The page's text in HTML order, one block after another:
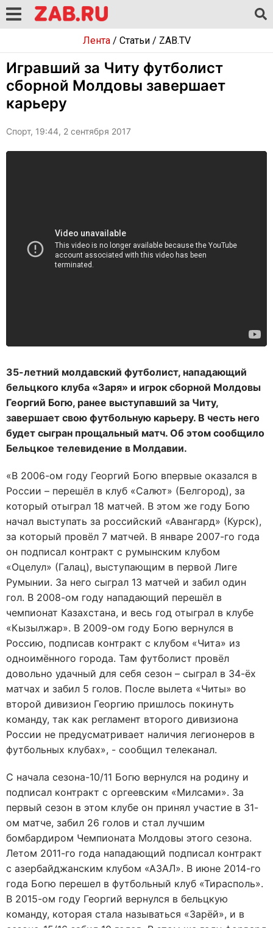
Лента/ Статьи/ ZAB.TV
Игравший за Читу футболист
сборной Молдовы завершает
карьеру
Спорт, 19:44, 2 сентября 2017
35-летний молдавский футболист, нападающий
бельцкого клуба «Заря» и игрок сборной Молдовы
Георгий Богю, ранее выступавший за Читу,
завершает свою футбольную карьеру. В честь него
будет сыгран прощальный матч. Об этом сообщило
Бельцкое телевидение в Молдавии.
«В 2006-ом году Георгий Богю впервые оказался в
России – перешёл в клуб «Салют» (Белгород), за
который отыграл 18 матчей. В этом же году Богю
начал выступать за российский «Авангард» (Курск),
за который провёл 7 матчей. В январе 2007-го года
он подписал контракт с румынским клубом
«Оцелул» (Галац), выступающим в первой Лиге
Румынии. За него сыграл 13 матчей и забил один
гол. В 2008-ом году нападающий перешёл в
чемпионат Казахстана, и весь год отыграл в клубе
«Кызылжар». В 2009-ом году Богю вернулся в
Россию, подписав контракт с клубом «Чита» из
одноимённого города. Там футболист провёл
довольно удачный для себя сезон – сыграл в 34-ёх
матчах и забил 5 голов. После вылета «Читы» во
второй дивизион Георгию пришлось покинуть
команду, так как регламент второго дивизиона
России не предусматривает наличия легионеров в
футбольных клубах», - сообщил телеканал.
С начала сезона-10/11 Богю вернулся на родину и
подписал контракт с оргеевским «Милсами». За
первый сезон в этом клубе он принял участие в 31-
ом матче, забил 26 голов и стал лучшим
бомбардиром Чемпионата Молдовы этого сезона.
Летом 2011-го года нападающий подписал контракт
с азербайджанским клубом «АЗАЛ». В июне 2014-го
года Богю перешел в футбольный клуб «Тирасполь».
В 2015-ом году Георгий вернулся в бельцкую
команду, которая стала называться «Зарёй», и в